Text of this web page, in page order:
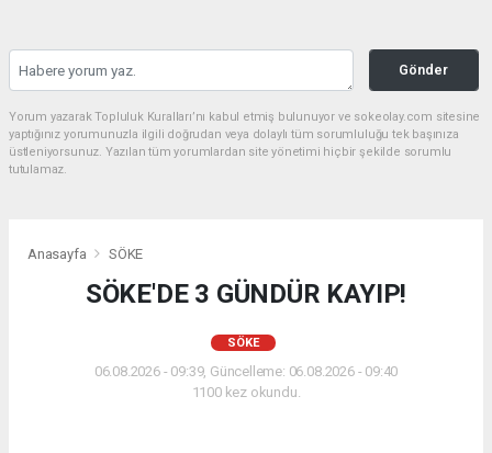
Gönder
Yorum yazarak Topluluk Kuralları’nı kabul etmiş bulunuyor ve sokeolay.com sitesine
yaptığınız yorumunuzla ilgili doğrudan veya dolaylı tüm sorumluluğu tek başınıza
üstleniyorsunuz. Yazılan tüm yorumlardan site yönetimi hiçbir şekilde sorumlu
tutulamaz.
Anasayfa SÖKE
SÖKE'DE 3 GÜNDÜR KAYIP!
SÖKE
06.08.2026 - 09:39, Güncelleme: 06.08.2026 - 09:40
1100 kez okundu.